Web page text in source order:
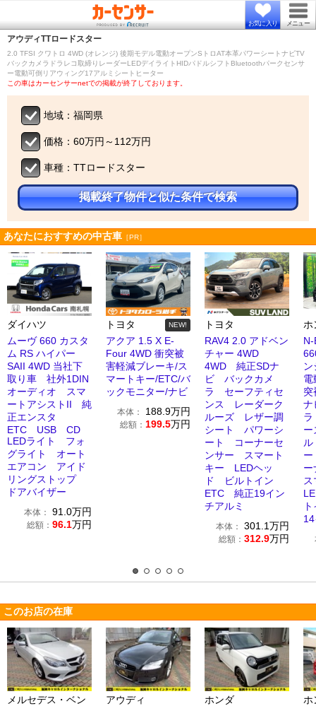
お気に入り メニュー
アウディTTロードスター
2.0 TFSI クワトロ 4WD (オレンジ) 後期モデル電動オープンSトロAT本革パワーシートナビTV
バックカメラドラレコ取締りレーダーLEDデイライトHIDパドルシフトBluetoothパークセンサ
ー電動可倒リアウィング17アルミシートヒーター
この車はカーセンサーnetでの掲載が終了しております。
地域：福岡県
価格：60万円～112万円
車種：TTロードスター
掲載終了物件と似た条件で検索
あなたにおすすめの中古車 ［PR］
ダイハツ
ムーヴ 660 カスタ
ム RS ハイパー
SAII 4WD 当社下
取り車 社外1DIN
オーディオ スマ
ートアシストII 純
正エンスタ
ETC USB CD
LEDライト フォ
グライト オート
エアコン アイド
リングストップ
ドアバイザー
本体： 91.0万円
総額： 96.1万円
トヨタ NEW!
アクア 1.5 X E-
Four 4WD 衝突被
害軽減ブレーキ/ス
マートキー/ETC/バ
ックモニター/ナビ
本体： 188.9万円
総額： 199.5万円
トヨタ
RAV4 2.0 アドベン
チャー 4WD
4WD 純正SDナ
ビ バックカメ
ラ セーフティセ
ンス レーダーク
ルーズ レザー調
シート パワーシ
ート コーナーセ
ンサー スマート
キー LEDヘッ
ド ビルトイン
ETC 純正19イン
チアルミ
本体： 301.1万円
総額： 312.9万円
ホ
ナ
ー
このお店の在庫
メルセデス・ベン
アウディ
ホンダ
ホ